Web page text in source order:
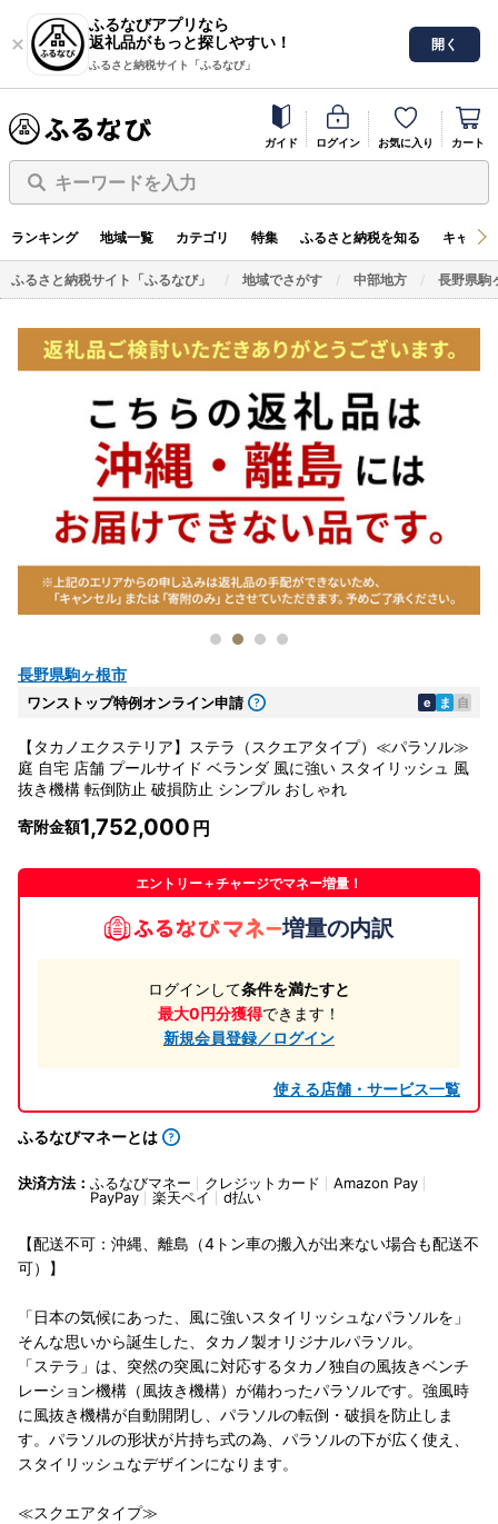
ふるなびアプリなら
返礼品がもっと探しやすい！
ふるさと納税サイト「ふるなび」
開く
ガイド ログイン お気に入り カート
キーワードを入力
ランキング 地域一覧 カテゴリ 特集 ふるさと納税を知る キャン
ふるさと納税サイト「ふるなび」 地域でさがす 中部地方 長野県駒
長野県駒ヶ根市
ワンストップ特例オンライン申請 e ま 自
【タカノエクステリア】ステラ（スクエアタイプ）≪パラソル≫
庭 自宅 店舗 プールサイド ベランダ 風に強い スタイリッシュ 風
抜き機構 転倒防止 破損防止 シンプル おしゃれ
寄附金額1,752,000
エントリー＋チャージでマネー増量！
増量の内訳
ログインして条件を満たすと
最大0円分獲得できます！
新規会員登録／ログイン
使える店舗・サービス一覧
ふるなびマネーとは
決済方法： ふるなびマネー クレジットカード
Amazon Pay
PayPay
楽天ペイ d払い
【配送不可：沖縄、離島（4トン車の搬入が出来ない場合も配送不
可）】
「日本の気候にあった、風に強いスタイリッシュなパラソルを」
そんな思いから誕生した、タカノ製オリジナルパラソル。
「ステラ」は、突然の突風に対応するタカノ独自の風抜きベンチ
レーション機構（風抜き機構）が備わったパラソルです。強風時
に風抜き機構が自動開閉し、パラソルの転倒・破損を防止しま
す。パラソルの形状が片持ち式の為、パラソルの下が広く使え、
スタイリッシュなデザインになります。
≪スクエアタイプ≫